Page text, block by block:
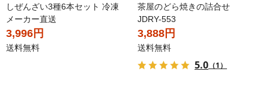
しぜんざい3種6本セット 冷凍
メーカー直送
3,996円
送料無料
茶屋のどら焼きの詰合せ
JDRY-553
3,888円
送料無料
5.0 （1）